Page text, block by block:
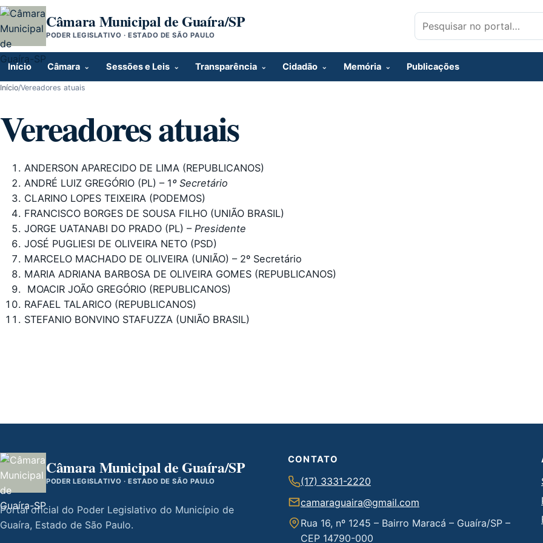
Pular para o conteúdo
Câmara Municipal de Guaíra/SP
PODER LEGISLATIVO · ESTADO DE SÃO PAULO
Pesquisar por:
Início Câmara Sessões e Leis Transparência Cidadão Memória Publicações
Início/Vereadores atuais
Vereadores atuais
ANDERSON APARECIDO DE LIMA (REPUBLICANOS)
ANDRÉ LUIZ GREGÓRIO (PL) – 1º Secretário
CLARINO LOPES TEIXEIRA (PODEMOS)
FRANCISCO BORGES DE SOUSA FILHO (UNIÃO BRASIL)
JORGE UATANABI DO PRADO (PL) – Presidente
JOSÉ PUGLIESI DE OLIVEIRA NETO (PSD)
MARCELO MACHADO DE OLIVEIRA (UNIÃO) – 2º Secretário
MARIA ADRIANA BARBOSA DE OLIVEIRA GOMES (REPUBLICANOS)
MOACIR JOÃO GREGÓRIO (REPUBLICANOS)
RAFAEL TALARICO (REPUBLICANOS)
STEFANIO BONVINO STAFUZZA (UNIÃO BRASIL)
Câmara Municipal de Guaíra/SP
PODER LEGISLATIVO · ESTADO DE SÃO PAULO
Portal oficial do Poder Legislativo do Município de
Guaíra, Estado de São Paulo.
CONTATO
(17) 3331-2220
camaraguaira@gmail.com
Rua 16, nº 1245 – Bairro Maracá – Guaíra/SP –
CEP 14790-000